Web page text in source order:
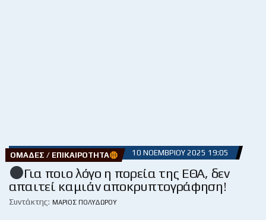
ΟΜΆΔΕΣ / ΕΠΙΚΑΙΡΌΤΗΤΑ 10 ΝΟΕΜΒΡΊΟΥ 2025 19:05
Για ποιο λόγο η πορεία της ΕΘΑ, δεν
απαιτεί καμιάν αποκρυπτογράφηση!
Συντάκτης: ΜΆΡΙΟΣ ΠΟΛΥΔΏΡΟΥ